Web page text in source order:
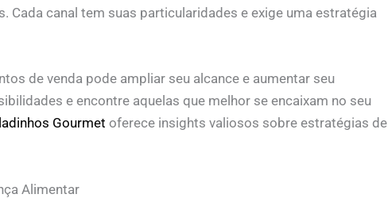
Cada canal tem suas particularidades e exige uma estratégia
de venda pode ampliar seu alcance e aumentar seu
e encontre aquelas que melhor se encaixam no seu
Gourmet oferece insights valiosos sobre estratégias de
Alimentar